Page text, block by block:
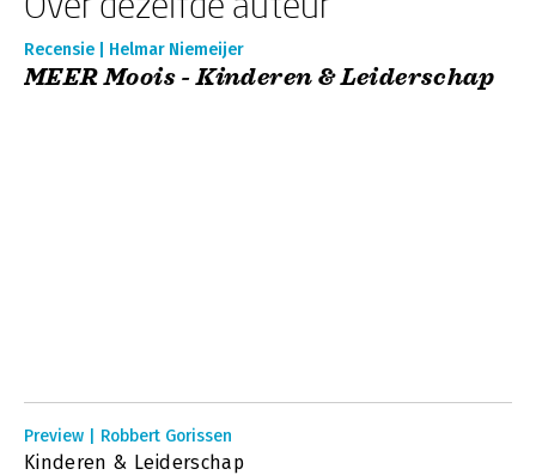
Recensie | Helmar Niemeijer
MEER Moois - Kinderen & Leiderschap
Preview | Robbert Gorissen
Kinderen & Leiderschap